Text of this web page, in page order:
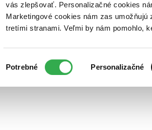
vás zlepšovať. Personalizačné cookies
Marketingové cookies nám zas
tretími stranami. Veľmi by nám pomohlo,
súhlasu
Potrebné Personalizačné